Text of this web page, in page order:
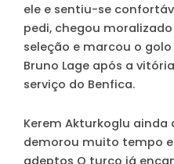
ele e sentiu-se
pedi, chegou
seleção e marcou o
Bruno Lage após a
serviço do Benfica.
Kerem Akturkoglu
demorou muito tempo